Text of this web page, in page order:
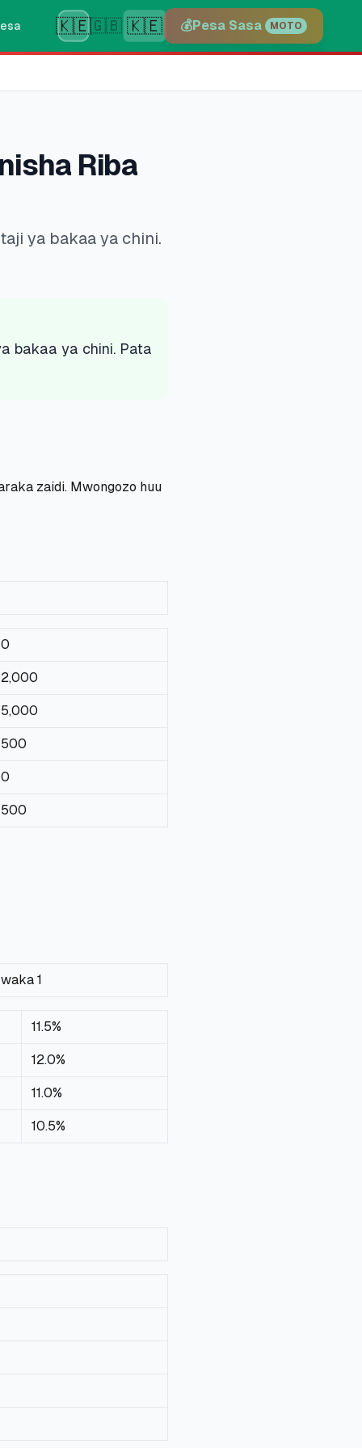
🇰🇪🇬🇧 🇰🇪 💰Pesa Sasa MOTO
Riba
ya bakaa ya chini.
bakaa ya chini. Pata
zaidi. Mwongozo huu
2,000
5,000
500
500
1
11.5%
12.0%
11.0%
10.5%